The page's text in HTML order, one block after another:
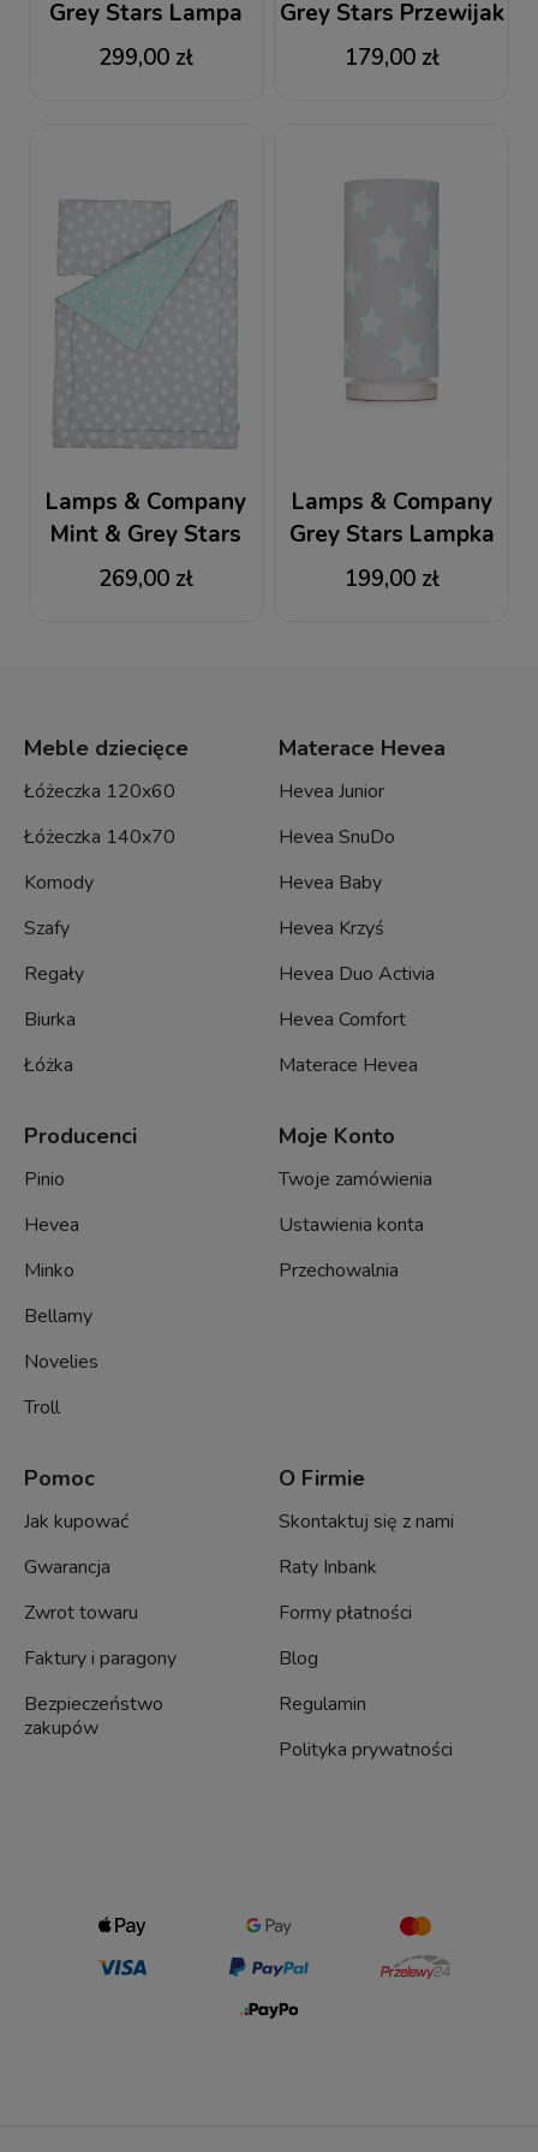
Grey Stars Lampa
stojąca
299,00 zł
Grey Stars Przewijak
z pokrowcem
179,00 zł
Lamps & Company
Mint & Grey Stars
Pościel dziecięca
100x135
269,00 zł
Lamps & Company
Grey Stars Lampka
nocna
199,00 zł
Meble dziecięce
Łóżeczka 120x60
Łóżeczka 140x70
Komody
Szafy
Regały
Biurka
Łóżka
Materace Hevea
Hevea Junior
Hevea SnuDo
Hevea Baby
Hevea Krzyś
Hevea Duo Activia
Hevea Comfort
Materace Hevea
Producenci
Pinio
Hevea
Minko
Bellamy
Novelies
Troll
Moje Konto
Twoje zamówienia
Ustawienia konta
Przechowalnia
Pomoc
Jak kupować
Gwarancja
Zwrot towaru
Faktury i paragony
Bezpieczeństwo
zakupów
O Firmie
Skontaktuj się z nami
Raty Inbank
Formy płatności
Blog
Regulamin
Polityka prywatności